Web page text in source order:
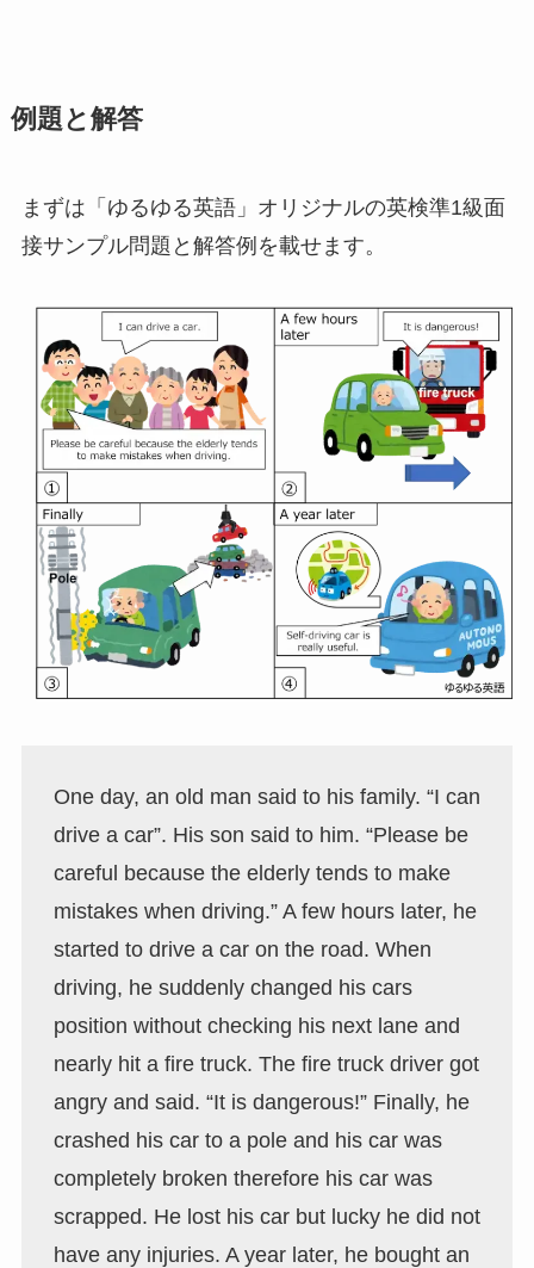
例題と解答
まずは「ゆるゆる英語」オリジナルの英検準1級面
接サンプル問題と解答例を載せます。
One day, an old man said to his family. “I can
drive a car”. His son said to him. “Please be
careful because the elderly tends to make
mistakes when driving.” A few hours later, he
started to drive a car on the road. When
driving, he suddenly changed his cars
position without checking his next lane and
nearly hit a fire truck. The fire truck driver got
angry and said. “It is dangerous!” Finally, he
crashed his car to a pole and his car was
completely broken therefore his car was
scrapped. He lost his car but lucky he did not
have any injuries. A year later, he bought an